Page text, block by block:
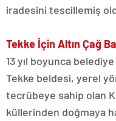
iradesini tescillemiş
Tekke İçin Altın Çağ
13 yıl boyunca
Tekke beldesi, yerel
tecrübeye sahip olan
küllerinden doğmaya